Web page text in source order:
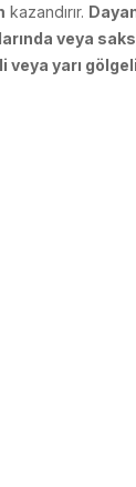
kazandırır.
veya
veya yarı